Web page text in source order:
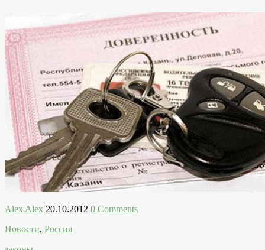
Alex Alex 20.10.2012 0 Comments
Новости, Россия